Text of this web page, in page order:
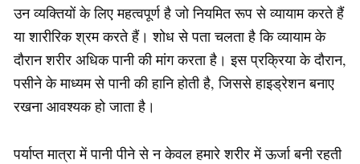
उन व्यक्तियों के लिए महत्वपूर्ण है जो नियमित रूप से व्यायाम करते हैं
या शारीरिक श्रम करते हैं। शोध से पता चलता है कि व्यायाम के
दौरान शरीर अधिक पानी की मांग करता है। इस प्रक्रिया के दौरान,
पसीने के माध्यम से पानी की हानि होती है, जिससे हाइड्रेशन बनाए
रखना आवश्यक हो जाता है।
पर्याप्त मात्रा में पानी पीने से न केवल हमारे शरीर में ऊर्जा बनी रहती